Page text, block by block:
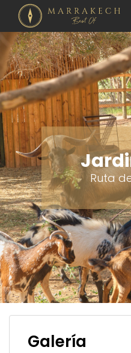
Ruta
Galería